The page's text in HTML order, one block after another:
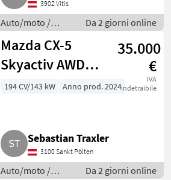
3902 Vitis
Auto/moto /
Berline
Da 2 giorni online
Mazda CX-5
Skyactiv AWD
Exclusive
35.000
€
IVA
indetraibile
194 CV/143 kW Anno prod. 2024
Sebastian Traxler
3100 Sankt Pölten
Auto/moto /
Da 2 giorni online